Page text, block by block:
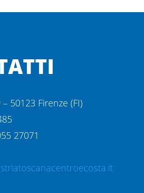
50123 Firenze (FI)
27071